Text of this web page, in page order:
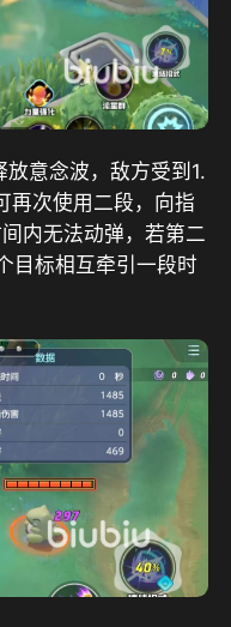
放意念波，敌方受到1.
再次使用二段，向指
内无法动弹，若第二
目标相互牵引一段时